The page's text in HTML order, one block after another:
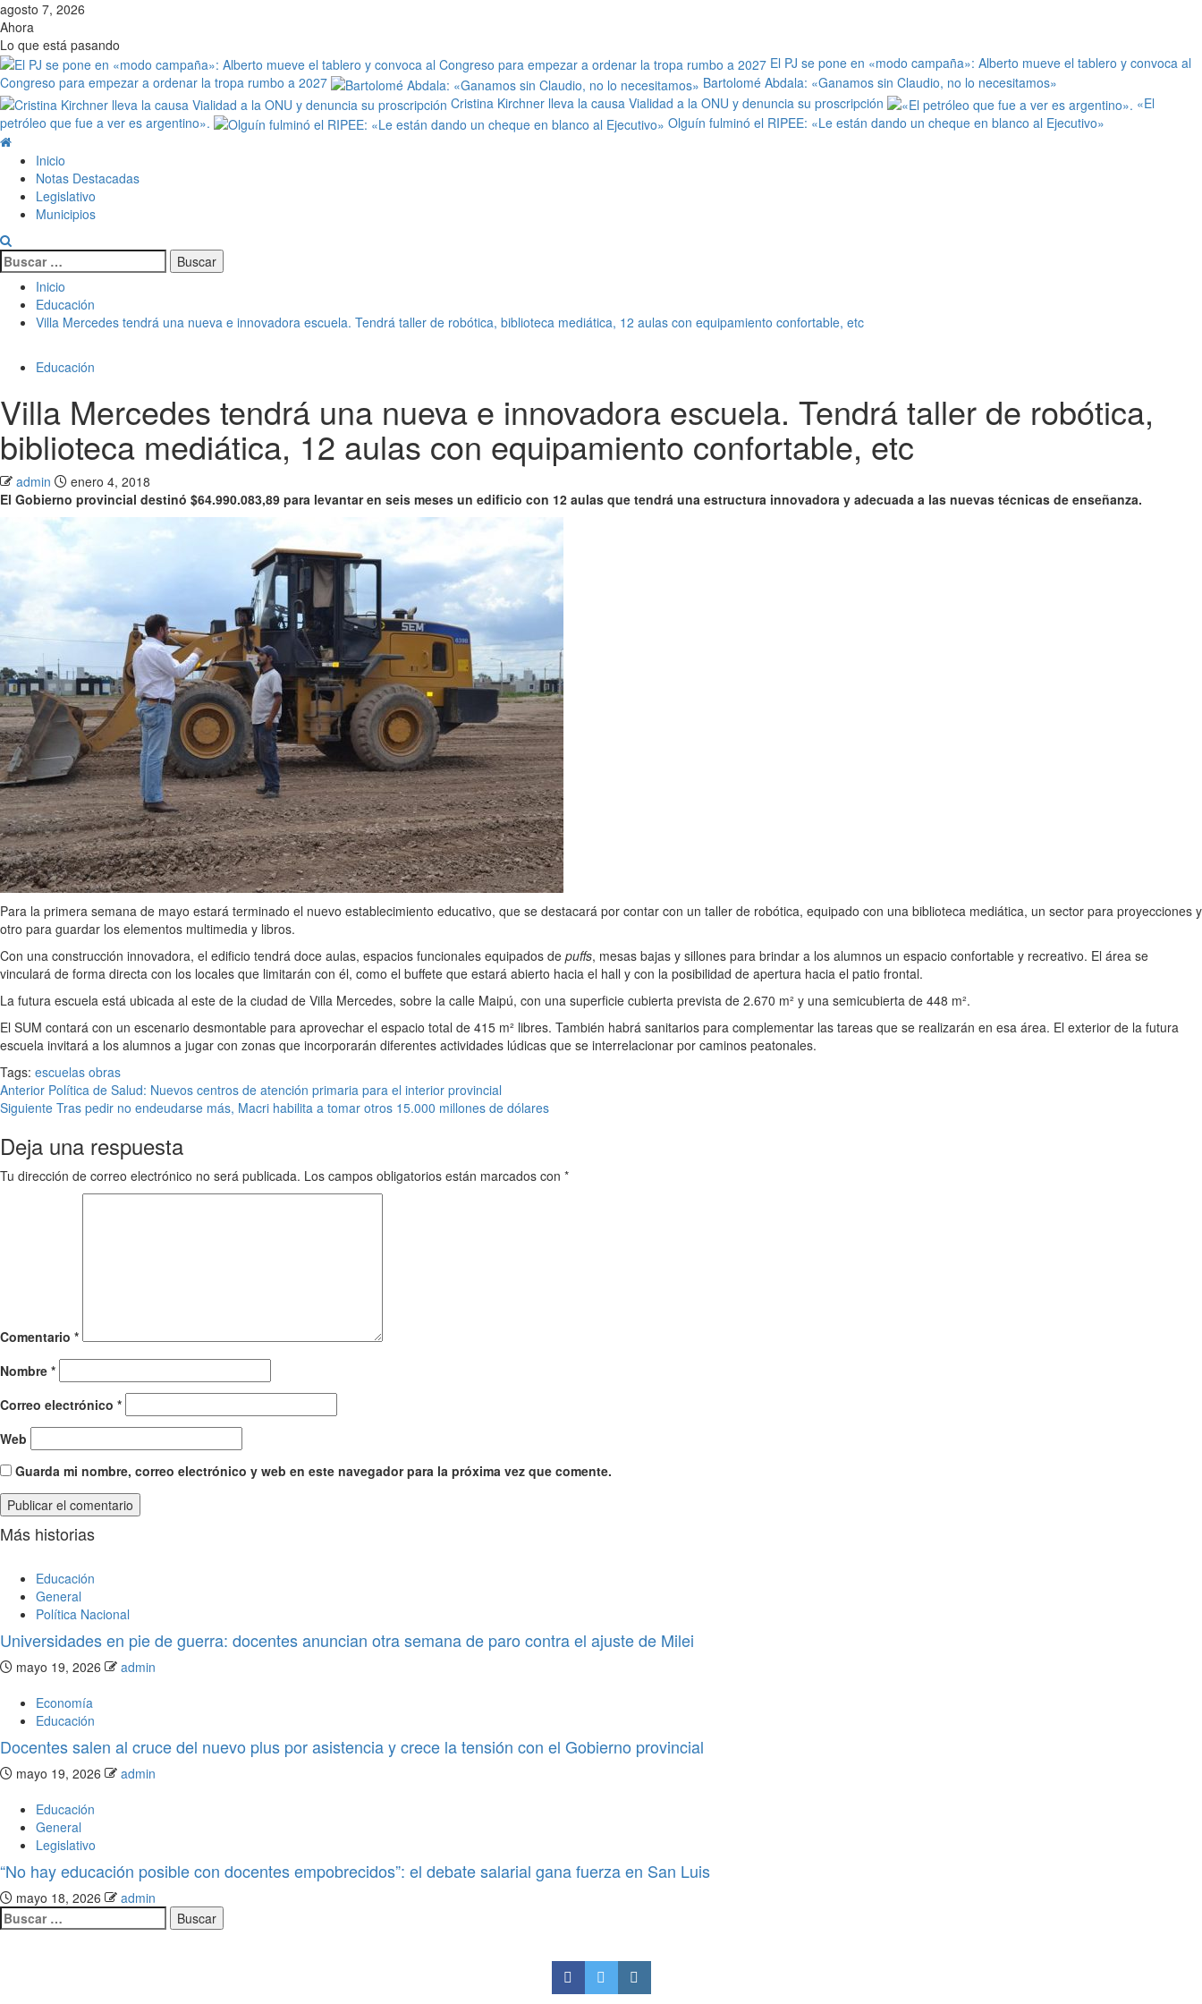
agosto 7, 2026
Ahora
Lo que está pasando
El PJ se pone en «modo campaña»: Alberto mueve el tablero y convoca al
Congreso para empezar a ordenar la tropa rumbo a 2027
Bartolomé Abdala: «Ganamos sin Claudio, no lo necesitamos»
Cristina Kirchner lleva la causa Vialidad a la ONU y denuncia su proscripción
«El
petróleo que fue a ver es argentino».
Olguín fulminó el RIPEE: «Le están dando un cheque en blanco al Ejecutivo»
Inicio
Notas Destacadas
Legislativo
Municipios
Inicio
Educación
Villa Mercedes tendrá una nueva e innovadora escuela. Tendrá taller de robótica, biblioteca mediática, 12 aulas con equipamiento confortable, etc
Educación
Villa Mercedes tendrá una nueva e innovadora escuela. Tendrá taller de robótica,
biblioteca mediática, 12 aulas con equipamiento confortable, etc
admin
enero 4, 2018
El Gobierno provincial destinó $64.990.083,89 para levantar en seis meses un edificio con 12 aulas que tendrá una estructura innovadora y adecuada a las nuevas técnicas de enseñanza.
Para la primera semana de mayo estará terminado el nuevo establecimiento educativo, que se destacará por contar con un taller de robótica, equipado con una biblioteca mediática, un sector para proyecciones y
otro para guardar los elementos multimedia y libros.
Con una construcción innovadora, el edificio tendrá doce aulas, espacios funcionales equipados de puffs, mesas bajas y sillones para brindar a los alumnos un espacio confortable y recreativo. El área se
vinculará de forma directa con los locales que limitarán con él, como el buffete que estará abierto hacia el hall y con la posibilidad de apertura hacia el patio frontal.
La futura escuela está ubicada al este de la ciudad de Villa Mercedes, sobre la calle Maipú, con una superficie cubierta prevista de 2.670 m² y una semicubierta de 448 m².
El SUM contará con un escenario desmontable para aprovechar el espacio total de 415 m² libres. También habrá sanitarios para complementar las tareas que se realizarán en esa área. El exterior de la futura
escuela invitará a los alumnos a jugar con zonas que incorporarán diferentes actividades lúdicas que se interrelacionar por caminos peatonales.
Tags: escuelas obras
Anterior Política de Salud: Nuevos centros de atención primaria para el interior provincial
Siguiente Tras pedir no endeudarse más, Macri habilita a tomar otros 15.000 millones de dólares
Deja una respuesta
Tu dirección de correo electrónico no será publicada. Los campos obligatorios están marcados con *
Comentario *
Nombre *
Correo electrónico *
Web
Guarda mi nombre, correo electrónico y web en este navegador para la próxima vez que comente.
Más historias
Educación
General
Política Nacional
Universidades en pie de guerra: docentes anuncian otra semana de paro contra el ajuste de Milei
mayo 19, 2026
admin
Economía
Educación
Docentes salen al cruce del nuevo plus por asistencia y crece la tensión con el Gobierno provincial
mayo 19, 2026
admin
Educación
General
Legislativo
“No hay educación posible con docentes empobrecidos”: el debate salarial gana fuerza en San Luis
mayo 18, 2026 admin
Legislativo Notas Destacadas polìtica
El Senado aprobó la ley para los que manejen alcoholizados y